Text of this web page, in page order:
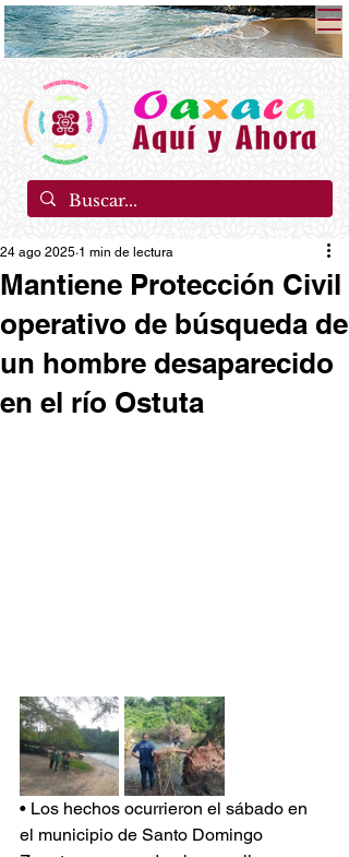
Mantiene Protección Civil
operativo de búsqueda de
un hombre desaparecido
en el río Ostuta
24 ago 2025 1 min de lectura
• Los hechos ocurrieron el sábado en
el municipio de Santo Domingo